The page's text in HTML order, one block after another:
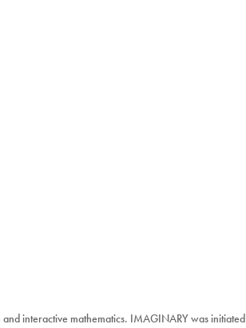
interactive mathematics. IMAGINARY was initiated